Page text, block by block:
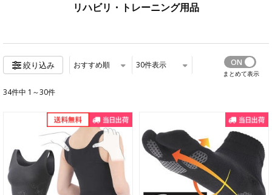
リハビリ・トレーニング用品
絞り込み おすすめ順 30件表示
まとめて表示
34件中 1～30件